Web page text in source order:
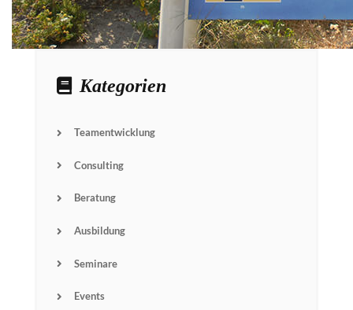
Kategorien
Teamentwicklung
Consulting
Beratung
Ausbildung
Seminare
Events